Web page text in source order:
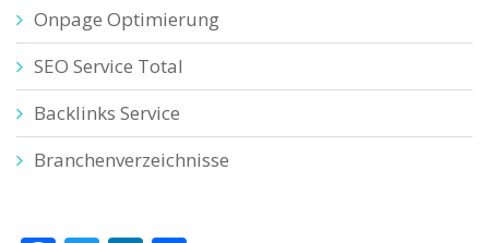
Onpage Optimierung
SEO Service Total
Backlinks Service
Branchenverzeichnisse